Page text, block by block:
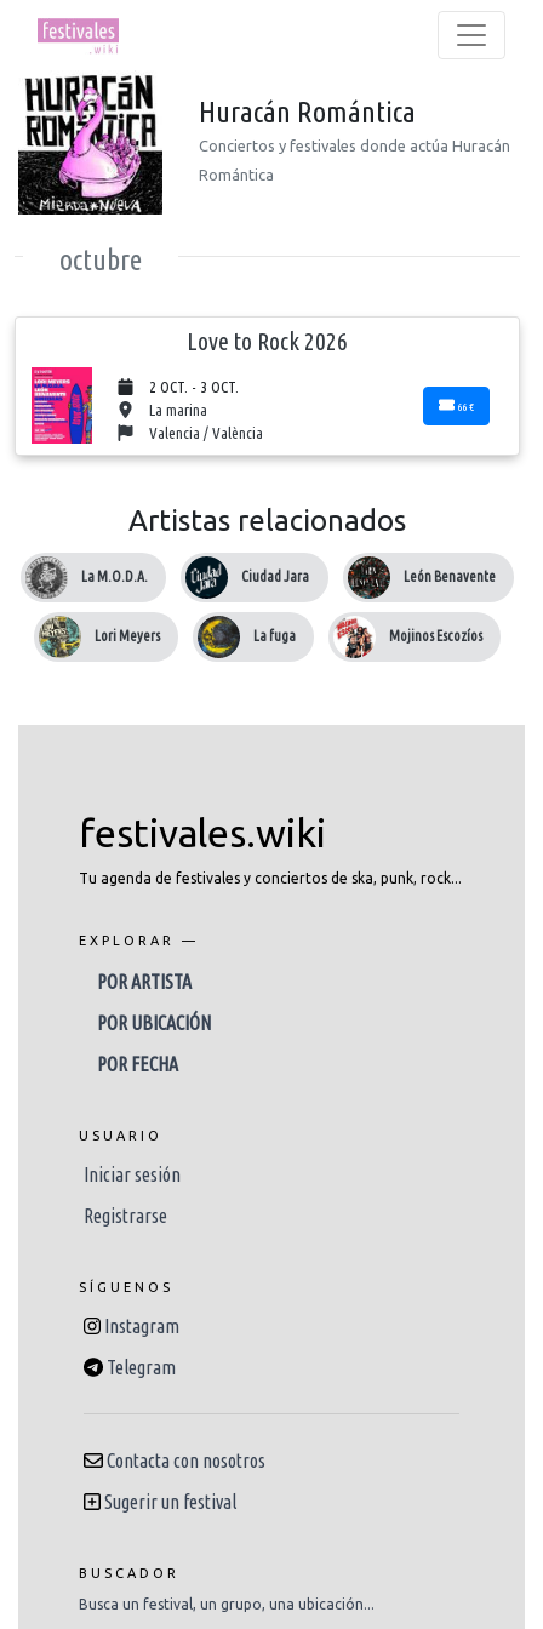
Huracán Romántica
Conciertos y festivales donde actúa Huracán
Romántica
octubre
Love to Rock 2026
2 OCT. - 3 OCT.
La marina
Valencia / València
66 €
Artistas relacionados
La M.O.D.A. Ciudad Jara León Benavente
Lori Meyers La fuga Mojinos Escozíos
festivales.wiki
Tu agenda de festivales y conciertos de ska, punk, rock...
EXPLORAR —
POR ARTISTA
POR UBICACIÓN
POR FECHA
USUARIO
Iniciar sesión
Registrarse
SÍGUENOS
Instagram
Telegram
Contacta con nosotros
Sugerir un festival
BUSCADOR
Busca un festival, un grupo, una ubicación...